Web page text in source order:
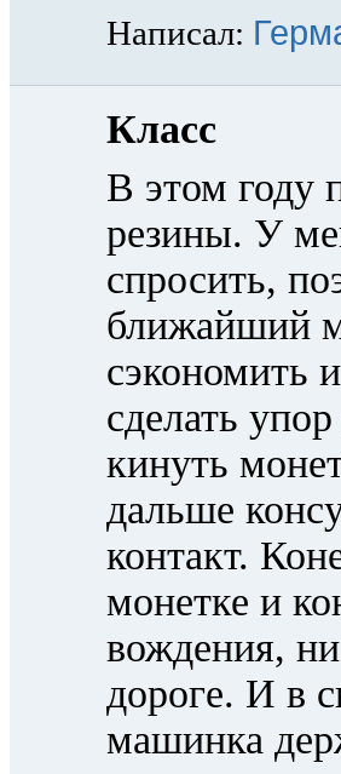
Написал:
Класс
В этом году
резины. У
спросить,
ближайший
сэкономить
сделать
кинуть
дальше
контакт.
монетке и
вождения,
дороге. И в
машинка